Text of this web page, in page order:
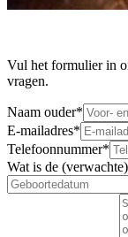
Vul het formulier in
vragen.
Naam ouder*
E-mailadres*
Telefoonnummer*
Wat is de